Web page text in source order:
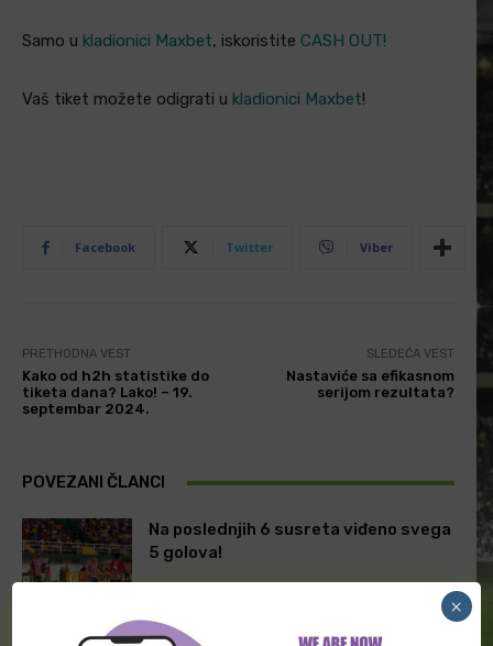
Samo u kladionici Maxbet, iskoristite CASH OUT!
Vaš tiket možete odigrati u kladionici Maxbet!
Facebook Twitter Viber
PRETHODNA VEST
Kako od h2h statistike do
tiketa dana? Lako! – 19.
septembar 2024.
SLEDEĆA VEST
Nastaviće sa efikasnom
serijom rezultata?
POVEZANI ČLANCI
Na poslednjih 6 susreta viđeno svega
5 golova!
Kako od h2h statistike do tiketa
×